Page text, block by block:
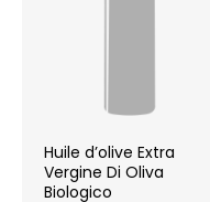
Huile d’olive Extra
Vergine Di Oliva
Biologico